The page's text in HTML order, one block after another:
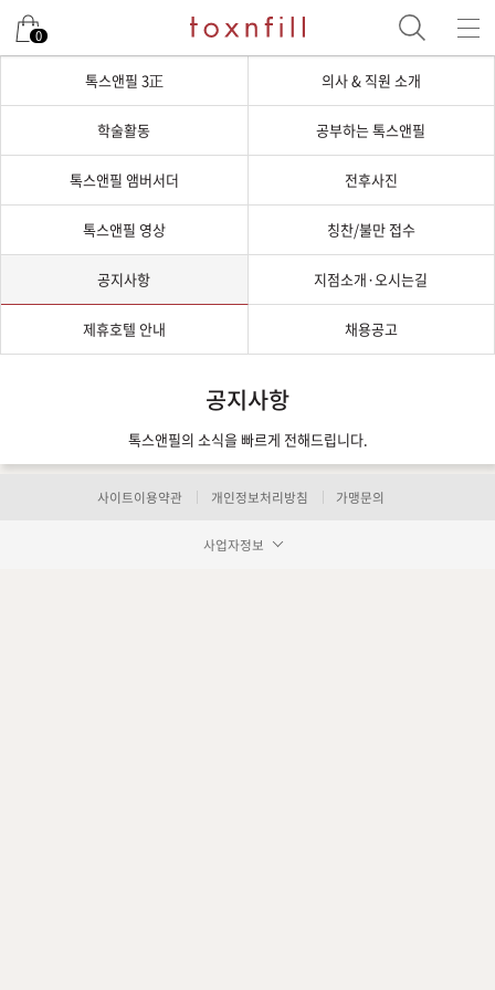
0
톡스앤필 3正 의사 & 직원 소개
학술활동 공부하는 톡스앤필
톡스앤필 앰버서더 전후사진
톡스앤필 영상 칭찬/불만 접수
공지사항 지점소개·오시는길
제휴호텔 안내 채용공고
공지사항
톡스앤필의 소식을 빠르게 전해드립니다.
사이트이용약관 개인정보처리방침 가맹문의
사업자정보